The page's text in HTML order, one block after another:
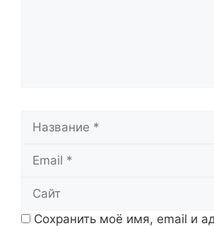
Сохранить моё имя, email и